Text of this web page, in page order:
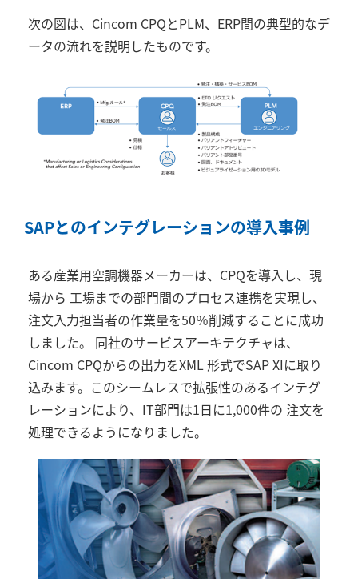
次の図は、 Cincom CPQとPLM、 ERP間の典型的なデ
ータの流れを説明したものです。
SAPとのインテグレーションの導入事例
ある産業用空調機器メーカーは、 CPQを導入し、現
場から 工場までの部門間のプロセス連携を実現し、
注文入力担当者の作業量を50％削減することに成功
しました。 同社のサービスアーキテクチャは、
Cincom CPQからの出力をXML形式でSAP XIに取り
込みます。このシームレスで拡張性のあるインテグ
レーションにより、 IT部門は1日に1,000件の 注文を
処理できるようになりました。